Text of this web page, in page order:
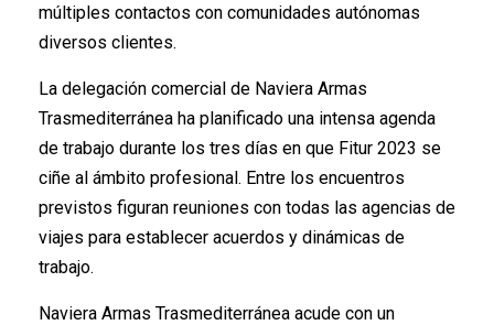
múltiples contactos con comunidades autónomas
diversos clientes.
La delegación comercial de Naviera Armas
Trasmediterránea ha planificado una intensa agenda
de trabajo durante los tres días en que Fitur 2023 se
ciñe al ámbito profesional. Entre los encuentros
previstos figuran reuniones con todas las agencias de
viajes para establecer acuerdos y dinámicas de
trabajo.
Naviera Armas Trasmediterránea acude con un